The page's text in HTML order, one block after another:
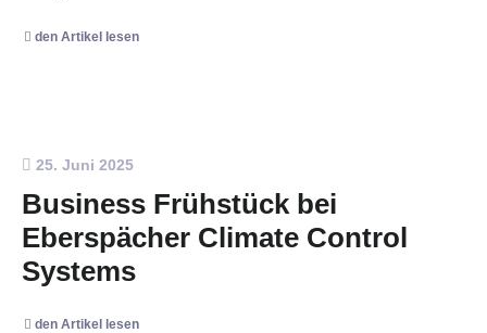
den Artikel lesen
25. Juni 2025
Business Frühstück bei
Eberspächer Climate Control
Systems
den Artikel lesen